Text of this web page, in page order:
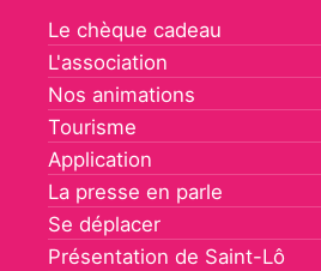
Le chèque cadeau
L'association
Nos animations
Tourisme
Application
La presse en parle
Se déplacer
Présentation de Saint-Lô